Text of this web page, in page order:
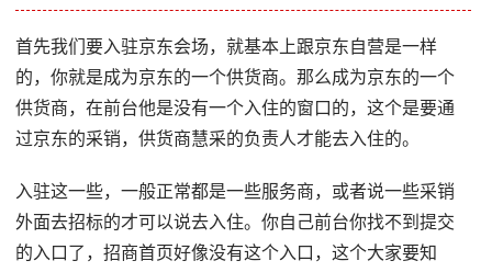
首先我们要入驻京东会场，就基本上跟京东自营是一样
的，你就是成为京东的一个供货商。那么成为京东的一个
供货商，在前台他是没有一个入住的窗口的，这个是要通
过京东的采销，供货商慧采的负责人才能去入住的。
入驻这一些，一般正常都是一些服务商，或者说一些采销
外面去招标的才可以说去入住。你自己前台你找不到提交
的入口了，招商首页好像没有这个入口，这个大家要知